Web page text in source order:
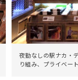
夜勤なしの駅ナカ・
り組み、プライベー